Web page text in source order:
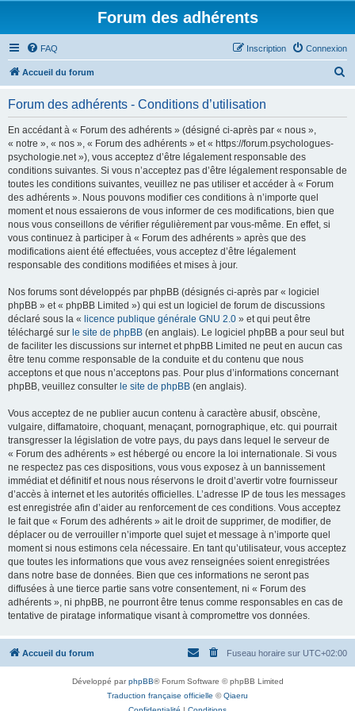
Forum des adhérents
FAQ Connexion
Inscription
Accueil du forum
Forum des adhérents - Conditions d’utilisation
En accédant à « Forum des adhérents » (désigné ci-après par « nous »,
« notre », « nos », « Forum des adhérents » et « https://forum.psychologues-
psychologie.net »), vous acceptez d’être légalement responsable des
conditions suivantes. Si vous n’acceptez pas d’être légalement responsable de
toutes les conditions suivantes, veuillez ne pas utiliser et accéder à « Forum
des adhérents ». Nous pouvons modifier ces conditions à n’importe quel
moment et nous essaierons de vous informer de ces modifications, bien que
nous vous conseillons de vérifier régulièrement par vous-même. En effet, si
vous continuez à participer à « Forum des adhérents » après que des
modifications aient été effectuées, vous acceptez d’être légalement
responsable des conditions modifiées et mises à jour.
Nos forums sont développés par phpBB (désignés ci-après par « logiciel
phpBB » et « phpBB Limited ») qui est un logiciel de forum de discussions
déclaré sous la « licence publique générale GNU 2.0 » et qui peut être
téléchargé sur le site de phpBB (en anglais). Le logiciel phpBB a pour seul but
de faciliter les discussions sur internet et phpBB Limited ne peut en aucun cas
être tenu comme responsable de la conduite et du contenu que nous
acceptons et que nous n’acceptons pas. Pour plus d’informations concernant
phpBB, veuillez consulter le site de phpBB (en anglais).
Vous acceptez de ne publier aucun contenu à caractère abusif, obscène,
vulgaire, diffamatoire, choquant, menaçant, pornographique, etc. qui pourrait
transgresser la législation de votre pays, du pays dans lequel le serveur de
« Forum des adhérents » est hébergé ou encore la loi internationale. Si vous
ne respectez pas ces dispositions, vous vous exposez à un bannissement
immédiat et définitif et nous nous réservons le droit d’avertir votre fournisseur
d’accès à internet et les autorités officielles. L’adresse IP de tous les messages
est enregistrée afin d’aider au renforcement de ces conditions. Vous acceptez
le fait que « Forum des adhérents » ait le droit de supprimer, de modifier, de
déplacer ou de verrouiller n’importe quel sujet et message à n’importe quel
moment si nous estimons cela nécessaire. En tant qu’utilisateur, vous acceptez
que toutes les informations que vous avez renseignées soient enregistrées
dans notre base de données. Bien que ces informations ne seront pas
diffusées à une tierce partie sans votre consentement, ni « Forum des
adhérents », ni phpBB, ne pourront être tenus comme responsables en cas de
tentative de piratage informatique visant à compromettre vos données.
Accueil du forum Fuseau horaire sur UTC+02:00
Développé parphpBB® Forum Software © phpBB Limited
Traduction française officielle ©Qiaeru